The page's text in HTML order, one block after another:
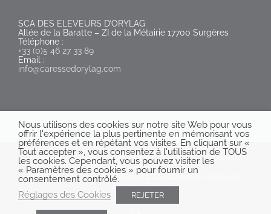
SCA DES ELEVEURS D’ORYLAG
Allée de la Baratte – ZI de la Métairie 17700 Surgères
Téléphone :
+33 (0)5 46 27 33 89
Email :
info@caressedorylag.com
Caresse d'Orylag - Tous droits réservés © 2020 |Agence
DOKiMEDIA®
CGV-Mentions légales- Moyens de paiement
livraison-FAQ
Nous utilisons des cookies sur notre site Web pour vous
offrir l'expérience la plus pertinente en mémorisant vos
préférences et en répétant vos visites. En cliquant sur «
Tout accepter », vous consentez à l'utilisation de TOUS
les cookies. Cependant, vous pouvez visiter les
« Paramètres des cookies » pour fournir un
consentement contrôlé.
Réglages des Cookies
REJETER